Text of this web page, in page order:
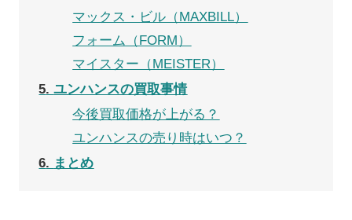
マックス・ビル（MAXBILL）
フォーム（FORM）
マイスター（MEISTER）
5 ユンハンスの買取事情
今後買取価格が上がる？
ユンハンスの売り時はいつ？
6
まとめ